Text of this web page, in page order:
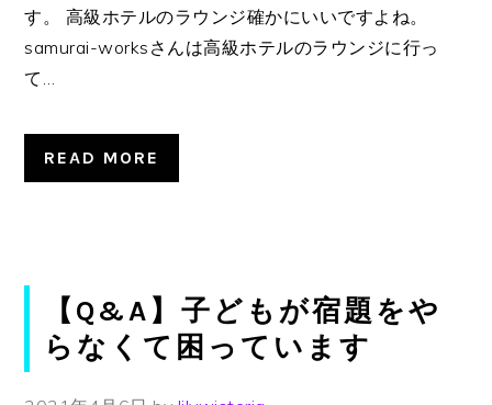
す。 高級ホテルのラウンジ確かにいいですよね。
samurai-worksさんは高級ホテルのラウンジに行っ
て…
READ MORE
【Q&A】子どもが宿題をや
らなくて困っています